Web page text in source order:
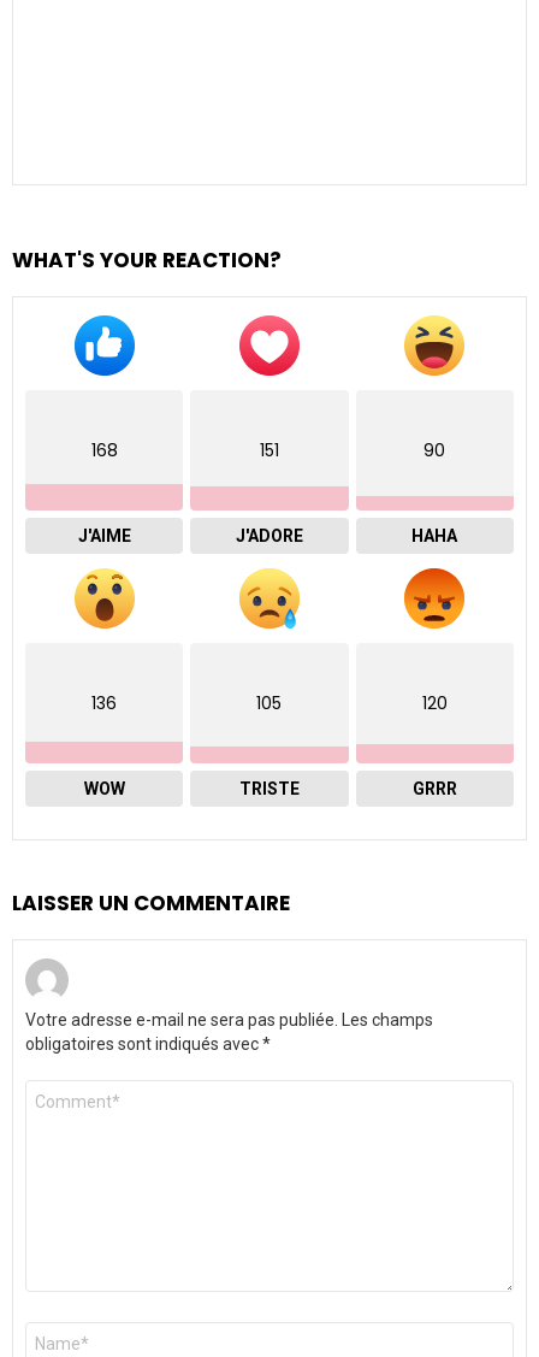
WHAT'S YOUR REACTION?
168
J'AIME
151
J'ADORE
90
HAHA
136
WOW
105
TRISTE
120
GRRR
LAISSER UN COMMENTAIRE
Votre adresse e-mail ne sera pas publiée.
Les champs
obligatoires sont indiqués avec*
Commentaire
Nom